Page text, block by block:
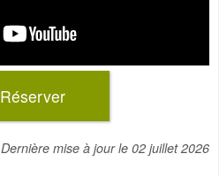
Réserver
Dernière mise à jour le 02 juillet 2026